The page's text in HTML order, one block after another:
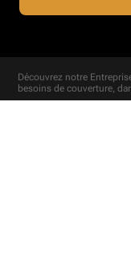
Découvrez notre
besoins de couverture,